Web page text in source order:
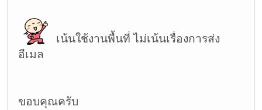
เน้นใช้งานพื้นที่ ไม่เน้นเรื่องการส่ง
อีเมล
ขอบคุณครับ